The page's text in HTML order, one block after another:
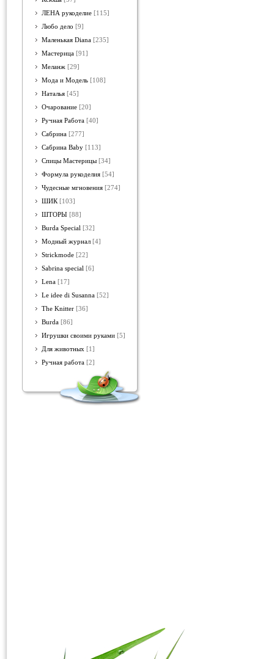
ЛЕНА рукоделие [115]
Любо дело [9]
Маленькая Diana [235]
Мастерица [91]
Меланж [29]
Мода и Модель [108]
Наталья [45]
Очарование [20]
Ручная Работа [40]
Сабрина [277]
Сабрина Baby [113]
Спицы Мастерицы [34]
Формула рукоделия [54]
Чудесные мгновения [274]
ШИК [103]
ШТОРЫ [88]
Burda Special [32]
Модный журнал [4]
Strickmode [22]
Sabrina special [6]
Lena [17]
Le idee di Susanna [52]
The Knitter [36]
Burda [86]
Игрушки своими руками [5]
Для животных [1]
Ручная работа [2]